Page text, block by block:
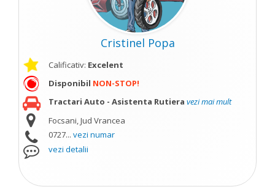
Cristinel Popa
Calificativ: Excelent
Disponibil NON-STOP!
Tractari Auto - Asistenta Rutiera vezi mai mult
Focsani, Jud Vrancea
0727... vezi numar
vezi detalii